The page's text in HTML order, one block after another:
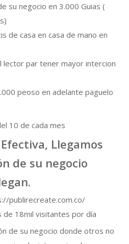
su negocio en 3.000 Guias (
de casa en casa de mano en
lector par tener mayor intercion
peoso en adelante paguelo
10 de cada mes
Llegamos
de su negocio
publirecreate.com.co/
de 18mil visitantes por día
de su negocio donde otros no